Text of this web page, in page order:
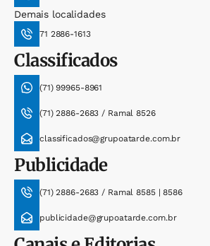
Demais localidades
71 2886-1613
Classificados
(71) 99965-8961
(71) 2886-2683 / Ramal 8526
classificados@grupoatarde.com.br
Publicidade
(71) 2886-2683 / Ramal 8585 | 8586
publicidade@grupoatarde.com.br